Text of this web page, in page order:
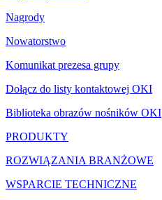
Nagrody
Nowatorstwo
Komunikat prezesa grupy
Dołącz do listy kontaktowej OKI
Biblioteka obrazów nośników OKI
PRODUKTY
ROZWIĄZANIA BRANŻOWE
WSPARCIE TECHNICZNE